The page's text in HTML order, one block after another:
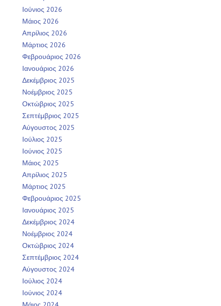
Ιούνιος 2026
Μάιος 2026
Απρίλιος 2026
Μάρτιος 2026
Φεβρουάριος 2026
Ιανουάριος 2026
Δεκέμβριος 2025
Νοέμβριος 2025
Οκτώβριος 2025
Σεπτέμβριος 2025
Αύγουστος 2025
Ιούλιος 2025
Ιούνιος 2025
Μάιος 2025
Απρίλιος 2025
Μάρτιος 2025
Φεβρουάριος 2025
Ιανουάριος 2025
Δεκέμβριος 2024
Νοέμβριος 2024
Οκτώβριος 2024
Σεπτέμβριος 2024
Αύγουστος 2024
Ιούλιος 2024
Ιούνιος 2024